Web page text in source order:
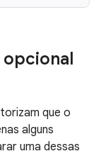
que o
alguns
uma dessas